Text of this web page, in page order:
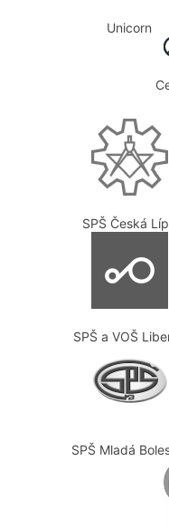
Unicorn
SPŠ Česká
SPŠ a VOŠ
SPŠ Mladá